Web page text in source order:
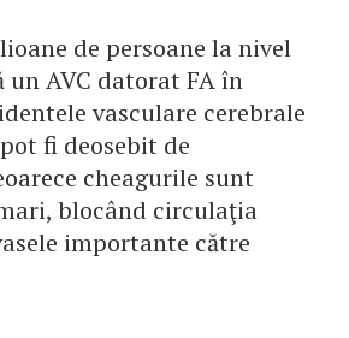
de persoane la nivel
AVC datorat FA în
vasculare cerebrale
fi deosebit de
cheagurile sunt
blocând circulaţia
importante către